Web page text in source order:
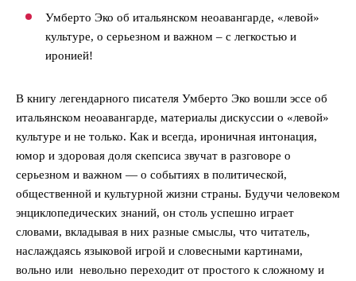
Умберто Эко об итальянском неоавангарде, «левой»
культуре, о серьезном и важном – с легкостью и
иронией!
В книгу легендарного писателя Умберто Эко вошли эссе об
итальянском неоавангарде, материалы дискуссии о «левой»
культуре и не только. Как и всегда, ироничная интонация,
юмор и здоровая доля скепсиса звучат в разговоре о
серьезном и важном — о событиях в политической,
общественной и культурной жизни страны. Будучи человеком
энциклопедических знаний, он столь успешно играет
словами, вкладывая в них разные смыслы, что читатель,
наслаждаясь языковой игрой и словесными картинами,
вольно или невольно переходит от простого к сложному и